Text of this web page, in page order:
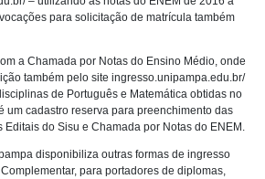
para solicitação de matrícula também
a Chamada por Notas do Ensino Médio, onde
também pelo site ingresso.unipampa.edu.br/
de Português e Matemática obtidas no
um cadastro reserva para preenchimento das
do Sisu e Chamada por Notas do ENEM.
disponibiliza outras formas de ingresso
para portadores de diplomas,